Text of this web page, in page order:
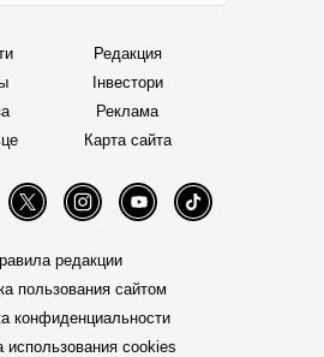
Редакция
Інвестори
Реклама
Карта сайта
Twitter InstagramYouTube TikTok
редакции
пользования сайтом
конфиденциальности
использования cookies